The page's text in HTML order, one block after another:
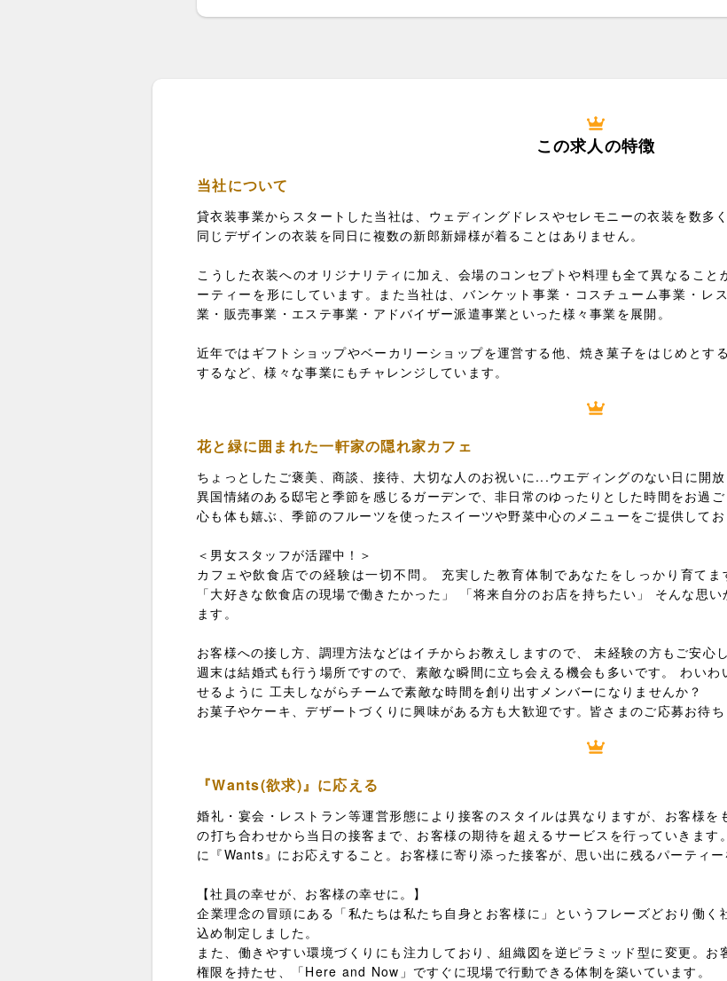
この求人の特徴
当社について
貸衣装事業からスタートした当社は、ウェディングドレスやセレモニーの衣装を数多
同じデザインの衣装を同日に複数の新郎新婦様が着ることはありません。
こうした衣装へのオリジナリティに加え、会場のコンセプトや料理も全て異なるこ
ーティーを形にしています。また当社は、バンケット事業・コスチューム事業・レ
業・販売事業・エステ事業・アドバイザー派遣事業といった様々事業を展開。
近年ではギフトショップやベーカリーショップを運営する他、焼き菓子をはじめとす
するなど、様々な事業にもチャレンジしています。
花と緑に囲まれた一軒家の隠れ家カフェ
ちょっとしたご褒美、商談、接待、大切な人のお祝いに...ウエディングのない日に開放
異国情緒のある邸宅と季節を感じるガーデンで、非日常のゆったりとした時間をお過ご
心も体も嬉ぶ、季節のフルーツを使ったスイーツや野菜中心のメニューをご提供してお
＜男女スタッフが活躍中！＞
カフェや飲食店での経験は一切不問。 充実した教育体制であなたをしっかり育て
「大好きな飲食店の現場で働きたかった」 「将来自分のお店を持ちたい」 そんな思
ます。
お客様への接し方、調理方法などはイチからお教えしますので、 未経験の方もご安心し
週末は結婚式も行う場所ですので、素敵な瞬間に立ち会える機会も多いです。 わい
せるように 工夫しながらチームで素敵な時間を創り出すメンバーになりませんか？
お菓子やケーキ、デザートづくりに興味がある方も大歓迎です。皆さまのご応募お待ち
『Wants(欲求)』に応える
婚礼・宴会・レストラン等運営形態により接客のスタイルは異なりますが、お客様
の打ち合わせから当日の接客まで、お客様の期待を超えるサービスを行っていきま
に『Wants』にお応えすること。お客様に寄り添った接客が、思い出に残るパーティー
【社員の幸せが、お客様の幸せに。】
企業理念の冒頭にある「私たちは私たち自身とお客様に」というフレーズどおり働
込め制定しました。
また、働きやすい環境づくりにも注力しており、組織図を逆ピラミッド型に変更。
権限を持たせ、「Here and Now」ですぐに現場で行動できる体制を築いています。